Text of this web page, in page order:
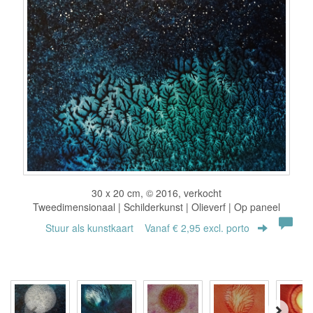
30 x 20 cm, © 2016, verkocht
Tweedimensionaal | Schilderkunst | Olieverf | Op paneel
Stuur als kunstkaart Vanaf € 2,95 excl. porto